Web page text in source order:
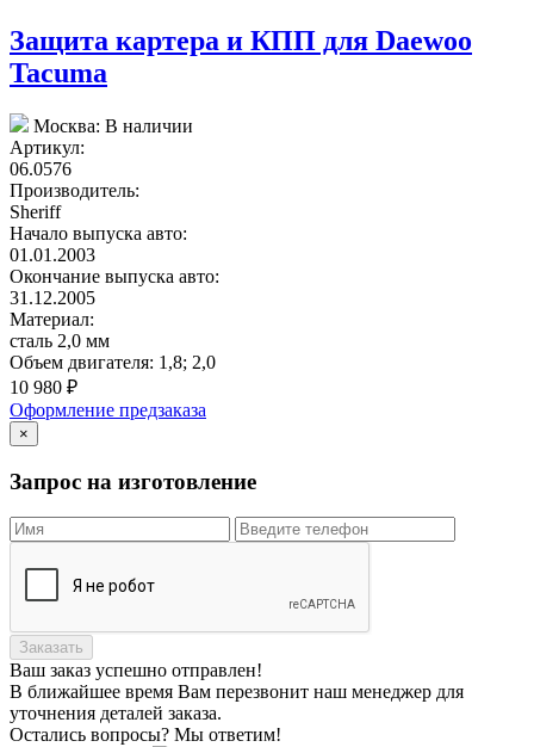
Защита картера и КПП для Daewoo
Tacuma
Москва: В наличии
Артикул:
06.0576
Производитель:
Sheriff
Начало выпуска авто:
01.01.2003
Окончание выпуска авто:
31.12.2005
Материал:
сталь 2,0 мм
Объем двигателя: 1,8; 2,0
10 980 ₽
Оформление предзаказа
×
Запрос на изготовление
Заказать
Ваш заказ успешно отправлен!
В ближайшее время Вам перезвонит наш менеджер для
уточнения деталей заказа.
Остались вопросы? Мы ответим!